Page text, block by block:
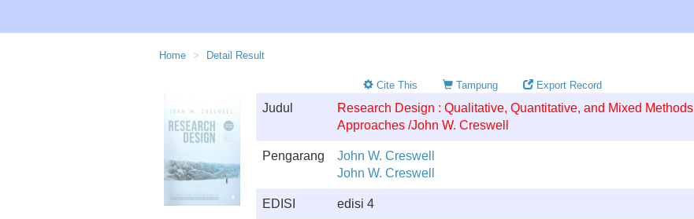
Home Detail Result
Cite This Tampung Export Record
Judul
Research Design : Qualitative, Quantitative, and Mixed Methods
Approaches /John W. Creswell
Pengarang
John W. Creswell
John W. Creswell
EDISI edisi 4